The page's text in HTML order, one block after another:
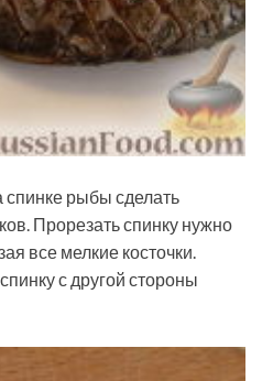
рыбы сделать
Прорезать спинку нужно
все мелкие косточки.
с другой стороны